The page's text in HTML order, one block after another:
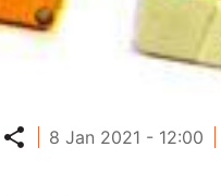
Partager
8 Jan 2021 - 12:00